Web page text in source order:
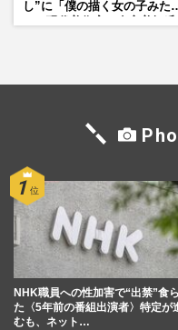
し”に「僕の描く女の子みた
NHK職員への性加害で“出禁”食
た〈5年前の番組出演者〉特定が
むも、ネット…